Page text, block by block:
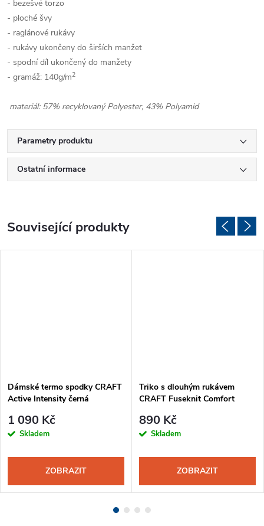
- bezešvé torzo
- ploché švy
- raglánové rukávy
- rukávy ukončeny do širších manžet
- spodní díl ukončený do manžety
- gramáž: 140g/m2
materiál: 57% recyklovaný Polyester, 43% Polyamid
Parametry produktu
Ostatní informace
Související produkty
Dámské termo spodky CRAFT
Active Intensity černá
1 090 Kč
Skladem
ZOBRAZIT
Triko s dlouhým rukávem
CRAFT Fuseknit Comfort
890 Kč
Skladem
ZOBRAZIT